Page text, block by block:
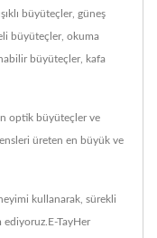
büyüteçler, güneş
büyüteçler, okuma
büyüteçler, kafa
optik büyüteçler ve
üreten en büyük ve
kullanarak, sürekli
TayHer